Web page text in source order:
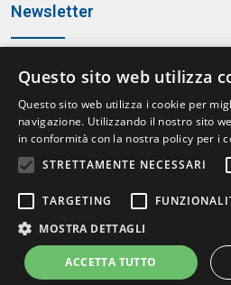
Newsletter
Accetto le politiche della
Questo sito web utilizza
Questo sito web utilizza i cookie per
navigazione. Utilizzando il nostro sito
in conformità con la nostra policy per i
STRETTAMENTE NECESSARI
TARGETING
MOSTRA DETTAGLI
ACCETTA TUTTO